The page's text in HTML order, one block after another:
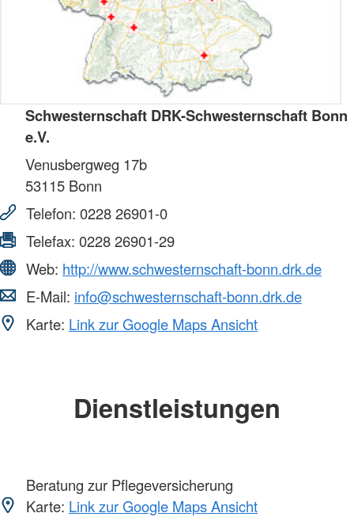
Schwesternschaft DRK-Schwesternschaft Bonn
e.V.
Venusbergweg 17b
53115 Bonn
Telefon: 0228 26901-0
Telefax: 0228 26901-29
Web: http://www.schwesternschaft-bonn.drk.de
E-Mail: info@schwesternschaft-bonn.drk.de
Karte: Link zur Google Maps Ansicht
Dienstleistungen
Beratung zur Pflegeversicherung
Karte: Link zur Google Maps Ansicht